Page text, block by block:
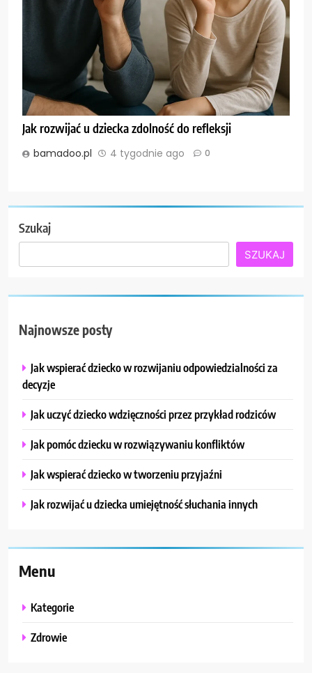
Jak rozwijać u dziecka zdolność do refleksji
bamadoo.pl 4 tygodnie ago 0
Szukaj
SZUKAJ
Najnowsze posty
Jak wspierać dziecko w rozwijaniu odpowiedzialności za
decyzje
Jak uczyć dziecko wdzięczności przez przykład rodziców
Jak pomóc dziecku w rozwiązywaniu konfliktów
Jak wspierać dziecko w tworzeniu przyjaźni
Jak rozwijać u dziecka umiejętność słuchania innych
Menu
Kategorie
Zdrowie